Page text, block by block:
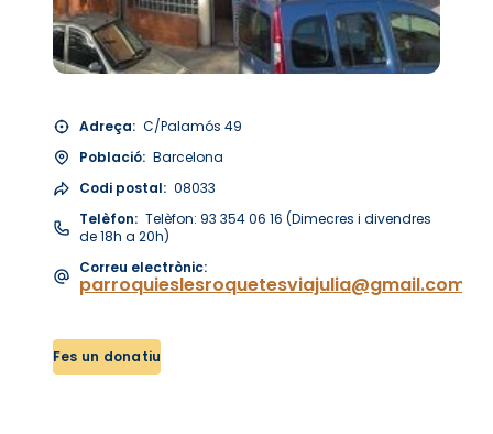
Adreça: C/Palamós 49
Població: Barcelona
Codi postal: 08033
Telèfon: Telèfon: 93 354 06 16 (Dimecres i divendres
de 18h a 20h)
Correu electrònic:
parroquieslesroquetesviajulia@gmail.com
Fes un donatiu